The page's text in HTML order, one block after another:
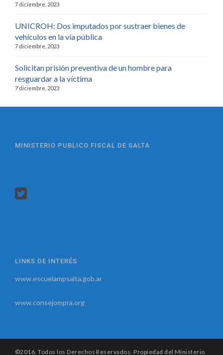
7 diciembre, 2023
UNICROH: Dos imputados por sustraer bienes de
vehículos en la vía pública
7 diciembre, 2023
Solicitan prisión preventiva de un hombre para
resguardar a la víctima
7 diciembre, 2023
MINISTERIO PUBLICO FISCAL DE SALTA
LINKS DE INTERÉS
www.escuelampsalta.gob.ar
www.consejompra.org
©2016. Todos los Derechos Reservados. Propiedad del Ministerio